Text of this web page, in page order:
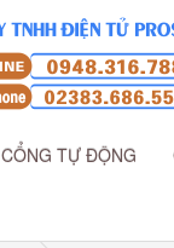
CỔNG TỰ ĐỘNG